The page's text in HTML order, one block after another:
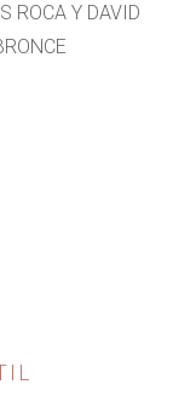
ROCA Y DAVID